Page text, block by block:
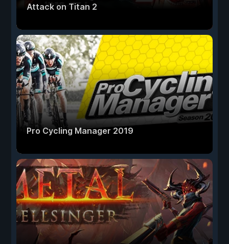
Attack on Titan 2
Pro Cycling Manager 2019